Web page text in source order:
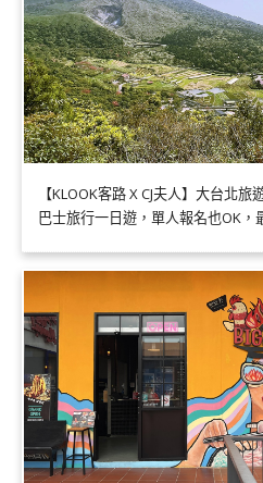
【KLOOK客路 X CJ夫人】大台北
巴士旅行一日遊，單人報名也OK，